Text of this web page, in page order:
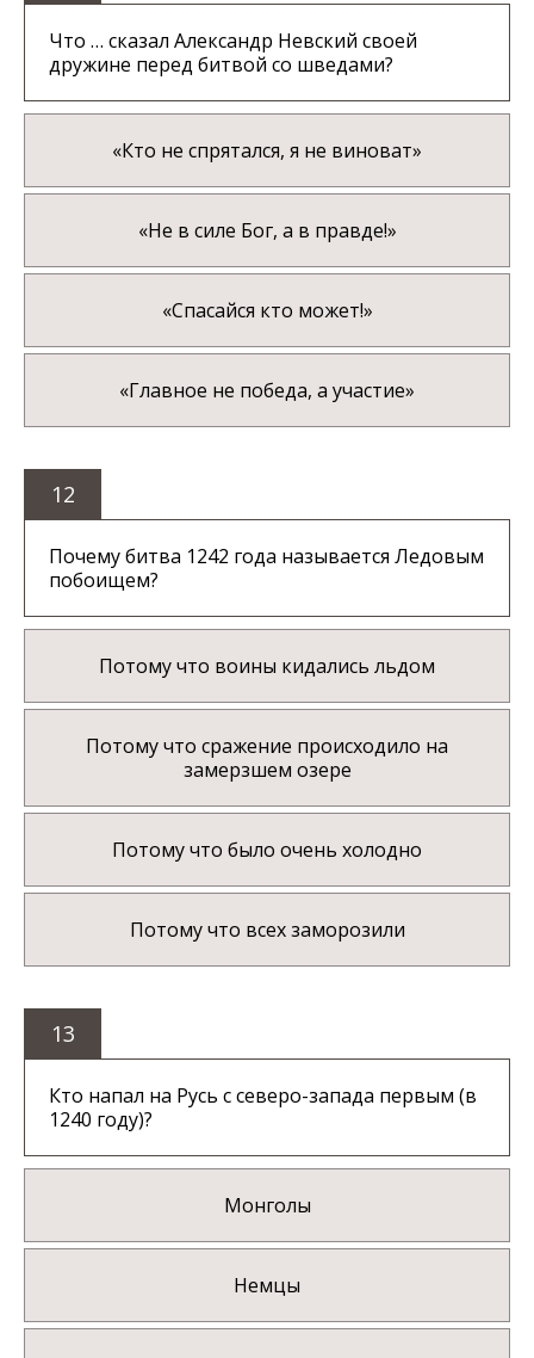
Что … сказал Александр Невский своей
дружине перед битвой со шведами?
«Кто не спрятался, я не виноват»
«Не в силе Бог, а в правде!»
«Спасайся кто может!»
«Главное не победа, а участие»
12
Почему битва 1242 года называется Ледовым
побоищем?
Потому что воины кидались льдом
Потому что сражение происходило на
замерзшем озере
Потому что было очень холодно
Потому что всех заморозили
13
Кто напал на Русь с северо-запада первым (в
1240 году)?
Монголы
Немцы